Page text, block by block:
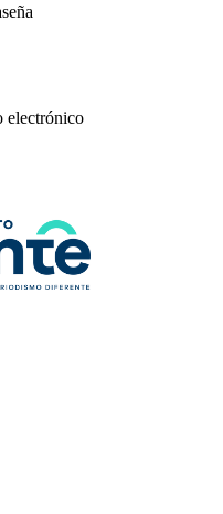
electrónico